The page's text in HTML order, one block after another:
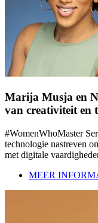
Marija Musja en
van creativiteit en
#WomenWhoMaster
technologie nastreven
met digitale
MEER